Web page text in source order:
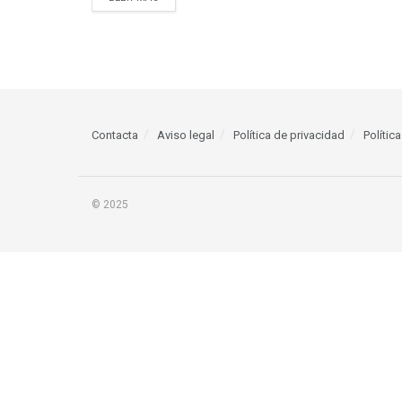
Contacta Aviso legal Política de privacidad
© 2025